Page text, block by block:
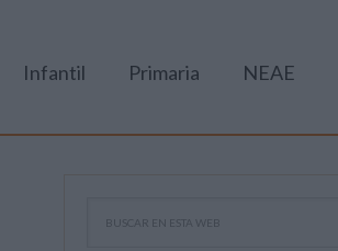
Infantil Primaria NEAE